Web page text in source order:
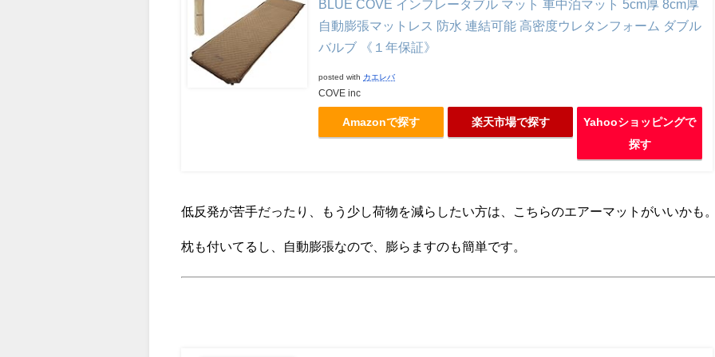
BLUE COVE インフレータブル マット 車中泊マット 5cm厚 8cm厚
自動膨張マットレス 防水 連結可能 高密度ウレタンフォーム ダブル
バルブ 《１年保証》
posted with カエレバ
COVE inc
Amazonで探す 楽天市場で探す
Yahooショッピングで
探す
低反発が苦手だったり、もう少し荷物を減らしたい方は、こちらのエアーマットがいいかも
枕も付いてるし、自動膨張なので、膨らますのも簡単です。